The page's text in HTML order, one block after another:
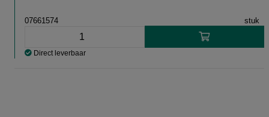
07661574 stuk
Direct leverbaar